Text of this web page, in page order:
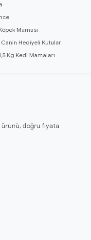
Maması
Canin Hediyeli Kutular
Kg Kedi Mamaları
ürünü, doğru fiyata